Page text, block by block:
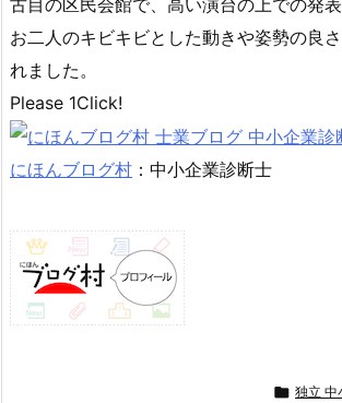
お二人のキビキビとした動きや姿勢の良
れました。
Please 1Click!
にほんブログ村 ：中小企業診断士
 独立 中